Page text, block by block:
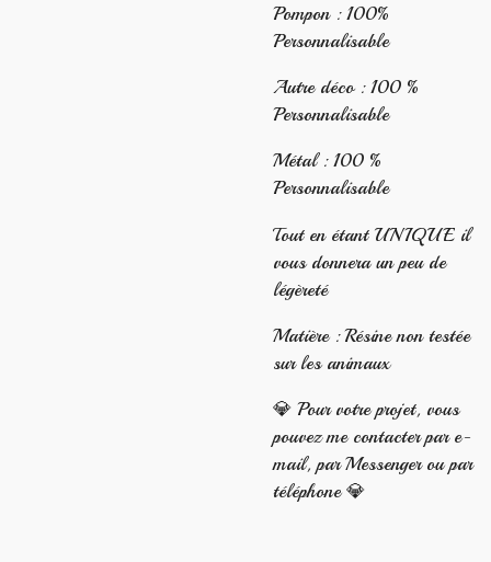
Pompon : 100%
Personnalisable
Autre déco : 100 %
Personnalisable
Métal : 100 %
Personnalisable
Tout en étant UNIQUE il
vous donnera un peu de
légèreté
Matière : Résine non testée
sur les animaux
💎 Pour votre projet, vous
pouvez me contacter par e-
mail, par Messenger ou par
téléphone 💎